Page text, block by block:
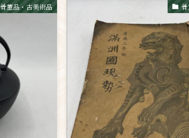
骨董品・古美術品